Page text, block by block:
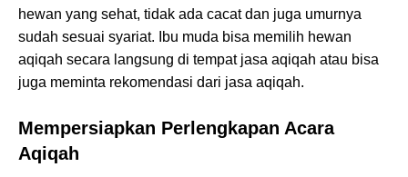
hewan yang sehat, tidak ada cacat dan juga umurnya
sudah sesuai syariat. Ibu muda bisa memilih hewan
aqiqah secara langsung di tempat jasa aqiqah atau bisa
juga meminta rekomendasi dari jasa aqiqah.
Mempersiapkan Perlengkapan Acara
Aqiqah